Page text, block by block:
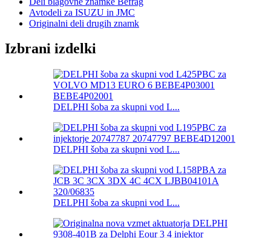
Avtodeli za ISUZU in JMC
Originalni deli drugih znamk
Izbrani izdelki
DELPHI šoba za skupni vod L...
DELPHI šoba za skupni vod L...
DELPHI šoba za skupni vod L...